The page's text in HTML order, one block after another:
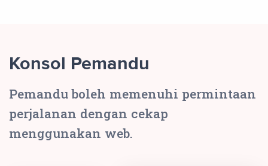
Konsol Pemandu
Pemandu boleh memenuhi permintaan
perjalanan dengan cekap
menggunakan web.